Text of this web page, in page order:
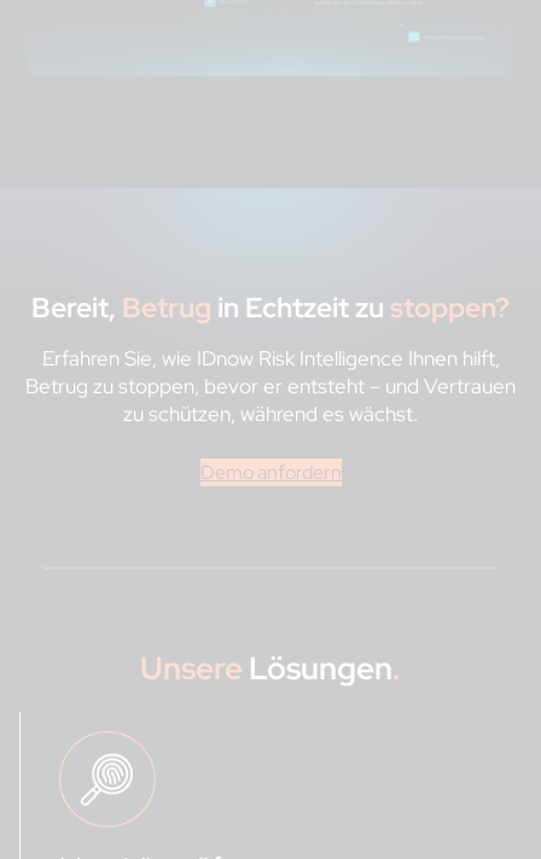
Bereit, Betrug in Echtzeit zustoppen?
Erfahren Sie, wie IDnow Risk Intelligence Ihnen hilft,
Betrug zu stoppen, bevor er entsteht – und Vertrauen
zu schützen, während es wächst.
Demo anfordern
Unsere Lösungen.